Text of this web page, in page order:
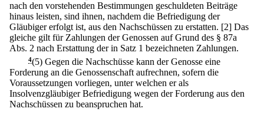
nach den vorstehenden Bestimmungen geschuldeten Beiträge
hinaus leisten, sind ihnen, nachdem die Befriedigung der
Gläubiger erfolgt ist, aus den Nachschüssen zu erstatten. [2] Das
gleiche gilt für Zahlungen der Genossen auf Grund des § 87a
Abs. 2 nach Erstattung der in Satz 1 bezeichneten Zahlungen.
4(5) Gegen die Nachschüsse kann der Genosse eine
Forderung an die Genossenschaft aufrechnen, sofern die
Voraussetzungen vorliegen, unter welchen er als
Insolvenzgläubiger Befriedigung wegen der Forderung aus den
Nachschüssen zu beanspruchen hat.